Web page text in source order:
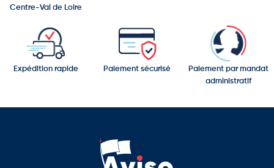
Centre-Val de Loire
Expédition rapide Paiement sécurisé
Paiement par mandat
administratif